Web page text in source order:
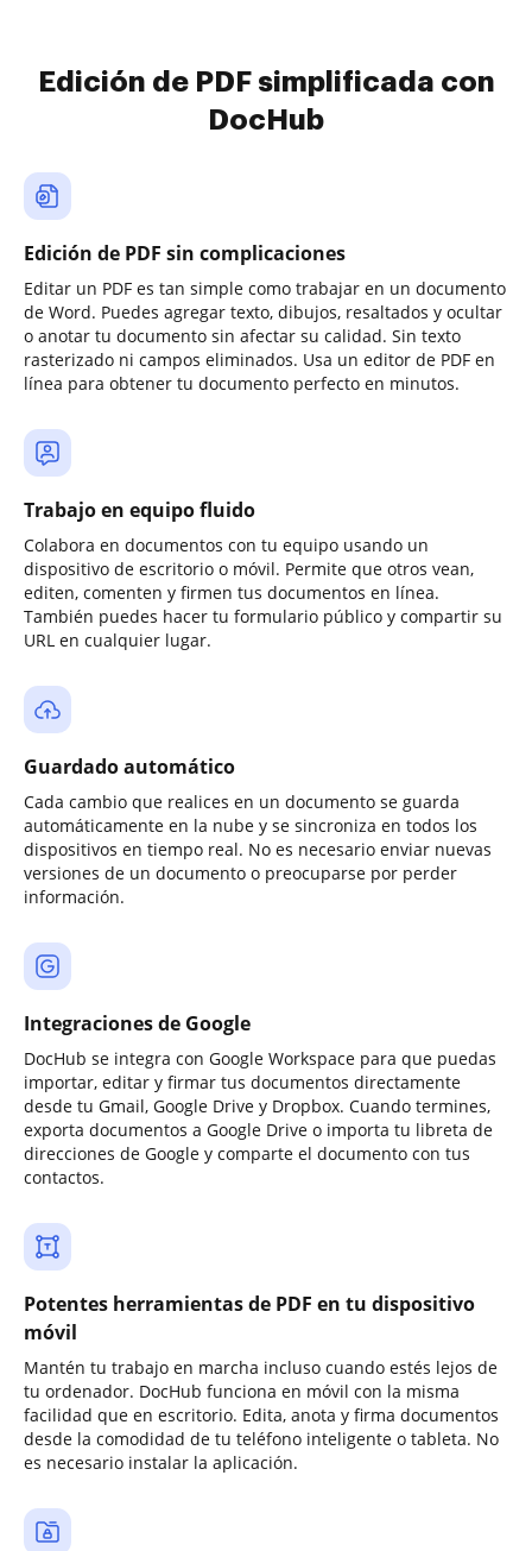
Edición de PDF simplificada con
DocHub
Edición de PDF sin complicaciones
Editar un PDF es tan simple como trabajar en un documento
de Word. Puedes agregar texto, dibujos, resaltados y ocultar
o anotar tu documento sin afectar su calidad. Sin texto
rasterizado ni campos eliminados. Usa un editor de PDF en
línea para obtener tu documento perfecto en minutos.
Trabajo en equipo fluido
Colabora en documentos con tu equipo usando un
dispositivo de escritorio o móvil. Permite que otros vean,
editen, comenten y firmen tus documentos en línea.
También puedes hacer tu formulario público y compartir su
URL en cualquier lugar.
Guardado automático
Cada cambio que realices en un documento se guarda
automáticamente en la nube y se sincroniza en todos los
dispositivos en tiempo real. No es necesario enviar nuevas
versiones de un documento o preocuparse por perder
información.
Integraciones de Google
DocHub se integra con Google Workspace para que puedas
importar, editar y firmar tus documentos directamente
desde tu Gmail, Google Drive y Dropbox. Cuando termines,
exporta documentos a Google Drive o importa tu libreta de
direcciones de Google y comparte el documento con tus
contactos.
Potentes herramientas de PDF en tu dispositivo
móvil
Mantén tu trabajo en marcha incluso cuando estés lejos de
tu ordenador. DocHub funciona en móvil con la misma
facilidad que en escritorio. Edita, anota y firma documentos
desde la comodidad de tu teléfono inteligente o tableta. No
es necesario instalar la aplicación.